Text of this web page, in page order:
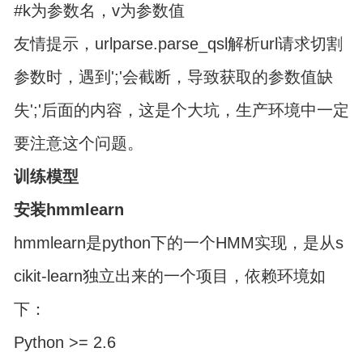
#k为参数名，v为参数值
友情提示，urlparse.parse_qsl解析url请求切割
参数时，遇到';'会截断，导致获取的参数值缺
失';'后面的内容，这是个大坑，生产环境中一定
要注意这个问题。
训练模型
安装hmmlearn
hmmlearn是python下的一个HMM实现，是从s
cikit-learn独立出来的一个项目，依赖环境如
下：
Python >= 2.6